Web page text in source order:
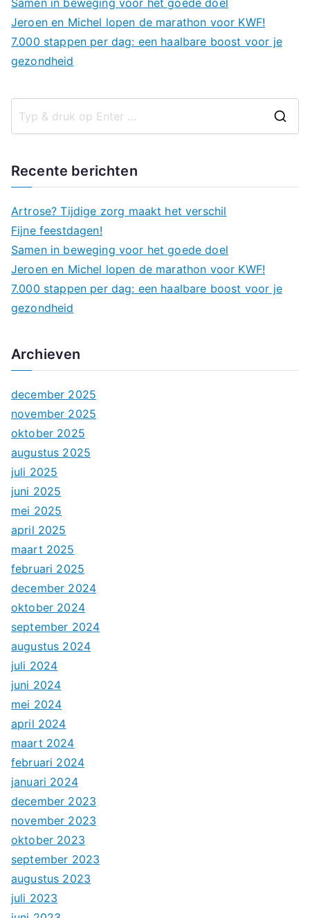
Jeroen en Michel lopen de marathon voor KWF!
7.000 stappen per dag: een haalbare boost voor je
gezondheid
Recente berichten
Artrose? Tijdige zorg maakt het verschil
Fijne feestdagen!
Samen in beweging voor het goede doel
Jeroen en Michel lopen de marathon voor KWF!
7.000 stappen per dag: een haalbare boost voor je
gezondheid
Archieven
december 2025
november 2025
oktober 2025
augustus 2025
juli 2025
juni 2025
mei 2025
april 2025
maart 2025
februari 2025
december 2024
oktober 2024
september 2024
augustus 2024
juli 2024
juni 2024
mei 2024
april 2024
maart 2024
februari 2024
januari 2024
december 2023
november 2023
oktober 2023
september 2023
augustus 2023
juli 2023